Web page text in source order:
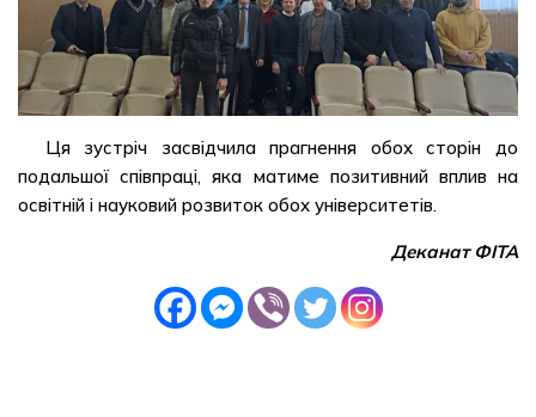
Ця зустріч засвідчила прагнення обох сторін до
подальшої співпраці, яка матиме позитивний вплив на
освітній і науковий розвиток обох університетів.
Деканат ФІТА